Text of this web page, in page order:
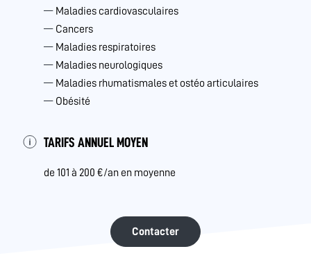
Maladies cardiovasculaires
Cancers
Maladies respiratoires
Maladies neurologiques
Maladies rhumatismales et ostéo articulaires
Obésité
TARIFS ANNUEL MOYEN
de 101 à 200 €/an en moyenne
Contacter